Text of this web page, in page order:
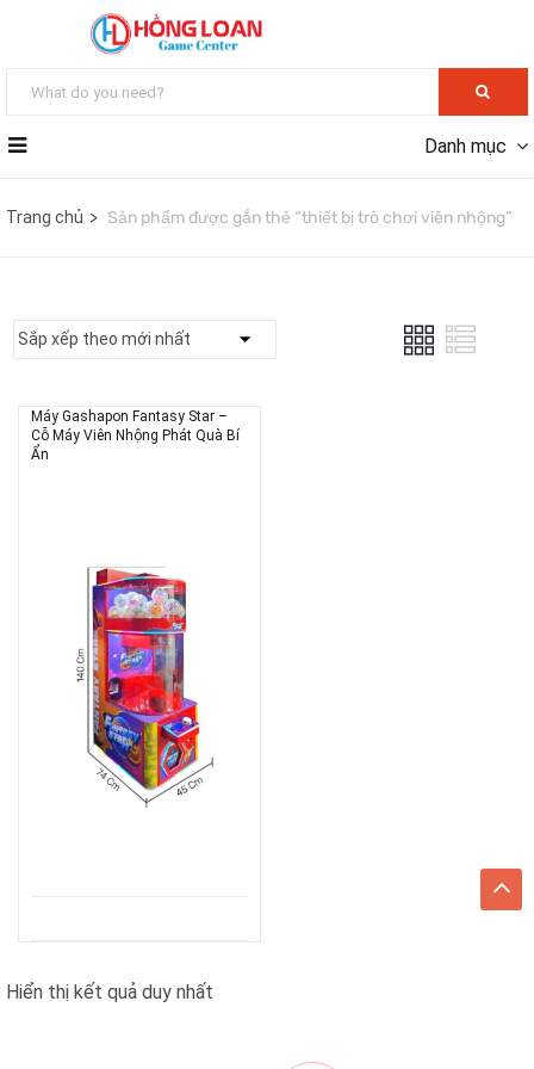
Danh mục
Trang chủ Sản phẩm được gắn thẻ “thiết bị trò chơi viên nhộng”
Máy Gashapon Fantasy Star –
Cỗ Máy Viên Nhộng Phát Quà Bí
Ẩn
Hiển thị kết quả duy nhất